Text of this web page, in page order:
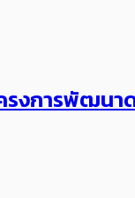
งการพัฒน